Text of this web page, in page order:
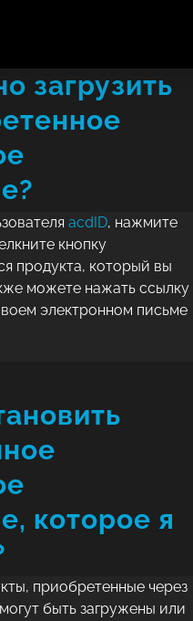
загрузить
acdID, нажмите
кнопку
продукта, который вы
можете нажать ссылку
электронном письме
которое я
приобретенные через
быть загружены или